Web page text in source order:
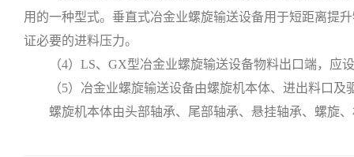
用的一种型式。垂直式冶金业螺旋输送设备用于短距离提
证必要的进料压力。
（4）LS、GX型冶金业螺旋输送设备物料出口端，应设
（5）冶金业螺旋输送设备由螺旋机本体、进出料口及
螺旋机本体由头部轴承、尾部轴承、悬挂轴承、螺旋、